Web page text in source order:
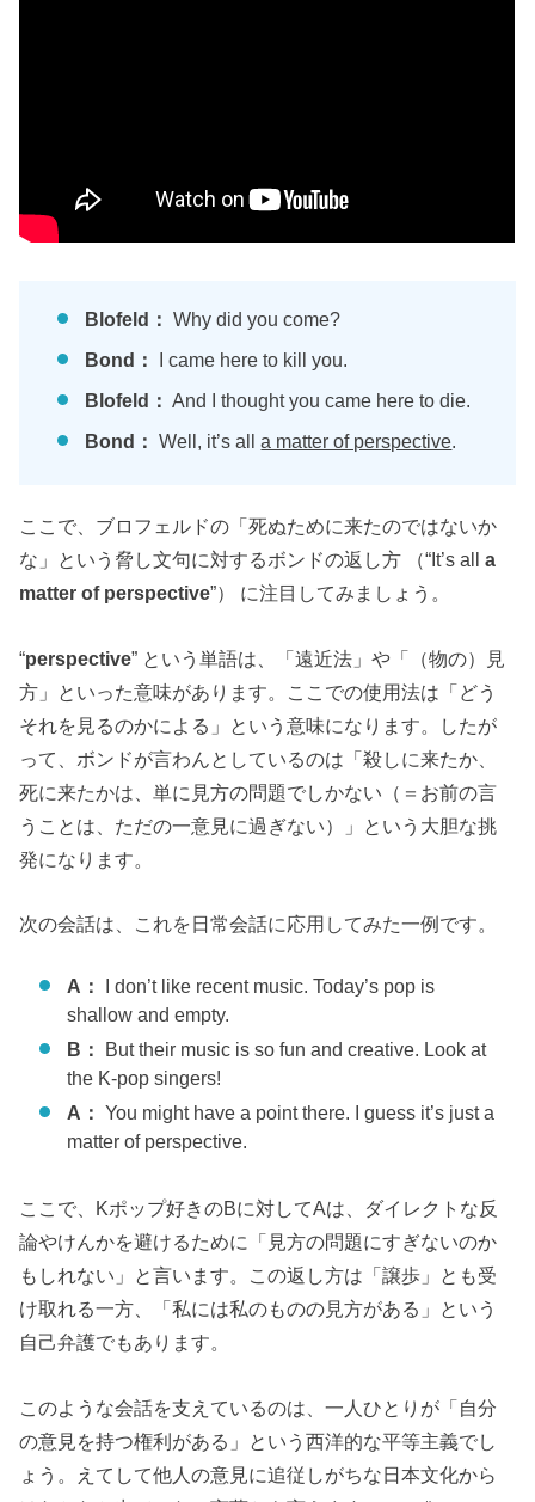
Blofeld： Why did you come?
Bond：
I came here to kill you.
Blofeld： And I thought you came here to die.
Bond： Well, it’s alla matter of perspective.
ここで、ブロフェルドの「死ぬために来たのではないか
な」という脅し文句に対するボンドの返し方 （“It’s alla
matter of perspective”） に注目してみましょう。
“perspective” という単語は、「遠近法」や「（物の）見
方」といった意味があります。ここでの使用法は「どう
それを見るのかによる」という意味になります。したが
って、ボンドが言わんとしているのは「殺しに来たか、
死に来たかは、単に見方の問題でしかない（＝お前の言
うことは、ただの一意見に過ぎない）」という大胆な挑
発になります。
次の会話は、これを日常会話に応用してみた一例です。
A：
I don’t like recent music. Today’s pop is
shallow and empty.
B：
But their music is so fun and creative. Look at
the K-pop singers!
A： You might have a point there. I guess it’s just a
matter of perspective.
ここで、Kポップ好きのBに対してAは、ダイレクトな反
論やけんかを避けるために「見方の問題にすぎないのか
もしれない」と言います。この返し方は「譲歩」とも受
け取れる一方、「私には私のものの見方がある」という
自己弁護でもあります。
このような会話を支えているのは、一人ひとりが「自分
の意見を持つ権利がある」という西洋的な平等主義でし
ょう。えてして他人の意見に追従しがちな日本文化から